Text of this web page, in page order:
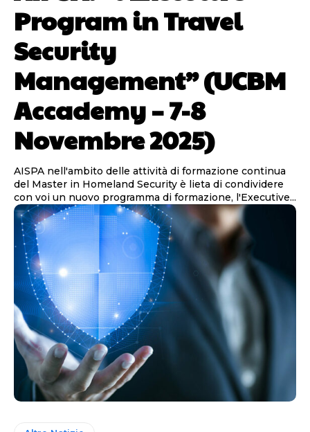
Program in Travel
Security
Management” (UCBM
Accademy – 7-8
Novembre 2025)
AISPA nell'ambito delle attività di formazione continua
del Master in Homeland Security è lieta di condividere
con voi un nuovo programma di formazione, l'Executive...